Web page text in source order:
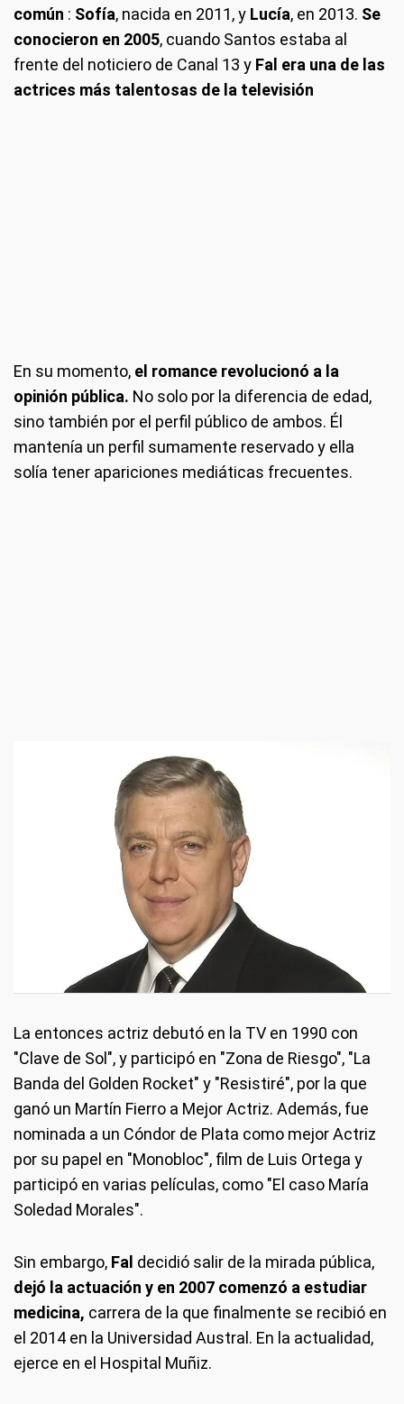
común : Sofía, nacida en 2011, y Lucía, en 2013. Se
conocieron en 2005, cuando Santos estaba al
frente del noticiero de Canal 13 y Fal era una de las
actrices más talentosas de la televisión
En su momento, el romance revolucionó a la
opinión pública. No solo por la diferencia de edad,
sino también por el perfil público de ambos. Él
mantenía un perfil sumamente reservado y ella
solía tener apariciones mediáticas frecuentes.
La entonces actriz debutó en la TV en 1990 con
"Clave de Sol", y participó en "Zona de Riesgo", "La
Banda del Golden Rocket" y "Resistiré", por la que
ganó un Martín Fierro a Mejor Actriz. Además, fue
nominada a un Cóndor de Plata como mejor Actriz
por su papel en "Monobloc", film de Luis Ortega y
participó en varias películas, como "El caso María
Soledad Morales".
Sin embargo, Fal decidió salir de la mirada pública,
dejó la actuación y en 2007 comenzó a estudiar
medicina, carrera de la que finalmente se recibió en
el 2014 en la Universidad Austral. En la actualidad,
ejerce en el Hospital Muñiz.